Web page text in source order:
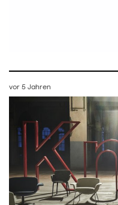
vor 5 Jahren